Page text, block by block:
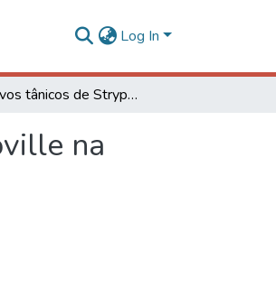
Log In
Adesivos tânicos de Stryphnodendron adstringens (Mart.) Coville na produção de painéis aglomerados
na